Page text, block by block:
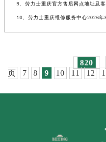
9、劳力士重庆官方售后网点地址及
10、劳力士重庆维修服务中心2026
820
页
7 8 9 10 11 12